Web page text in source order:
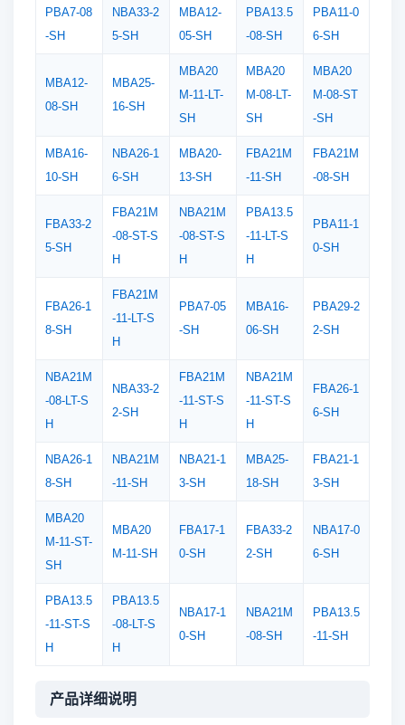
PBA7-08
-SH
NBA33-2
5-SH
MBA12-
05-SH
PBA13.5
-08-SH
PBA11-0
6-SH
MBA12-
08-SH
MBA25-
16-SH
MBA20
M-11-LT-
SH
MBA20
M-08-LT-
SH
MBA20
M-08-ST
-SH
MBA16-
10-SH
NBA26-1
6-SH
MBA20-
13-SH
FBA21M
-11-SH
FBA21M
-08-SH
FBA33-2
5-SH
FBA21M
-08-ST-S
H
NBA21M
-08-ST-S
H
PBA13.5
-11-LT-S
H
PBA11-1
0-SH
FBA26-1
8-SH
FBA21M
-11-LT-S
H
PBA7-05
-SH
MBA16-
06-SH
PBA29-2
2-SH
NBA21M
-08-LT-S
H
NBA33-2
2-SH
FBA21M
-11-ST-S
H
NBA21M
-11-ST-S
H
FBA26-1
6-SH
NBA26-1
8-SH
NBA21M
-11-SH
NBA21-1
3-SH
MBA25-
18-SH
FBA21-1
3-SH
MBA20
M-11-ST-
SH
MBA20
M-11-SH
FBA17-1
0-SH
FBA33-2
2-SH
NBA17-0
6-SH
PBA13.5
-11-ST-S
H
PBA13.5
-08-LT-S
H
NBA17-1
0-SH
NBA21M
-08-SH
PBA13.5
-11-SH
产品详细说明